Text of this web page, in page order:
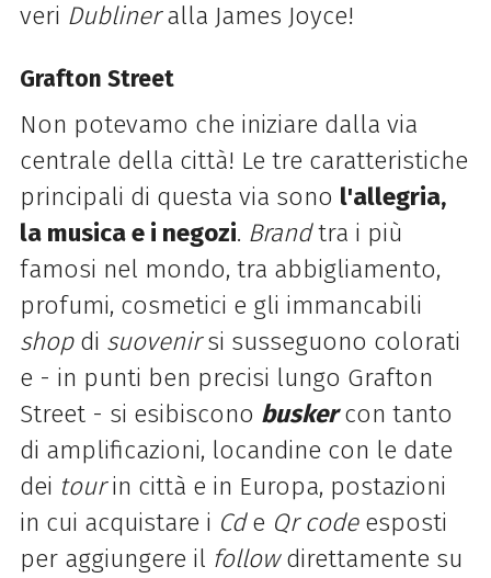
veri Dublineralla James Joyce!
Grafton Street
Non potevamo che iniziare dalla via
centrale della città! Le tre caratteristiche
principali di questa via sono l'allegria,
la musica e i negozi. Brandtra i più
famosi nel mondo, tra abbigliamento,
profumi, cosmetici e gli immancabili
shopdi suovenirsi susseguono colorati
e - in punti ben precisi lungo Grafton
Street - si esibiscono buskercon tanto
di amplificazioni, locandine con le date
dei tourin città e in Europa, postazioni
in cui acquistare i Cde Qr codeesposti
per aggiungere il followdirettamente su